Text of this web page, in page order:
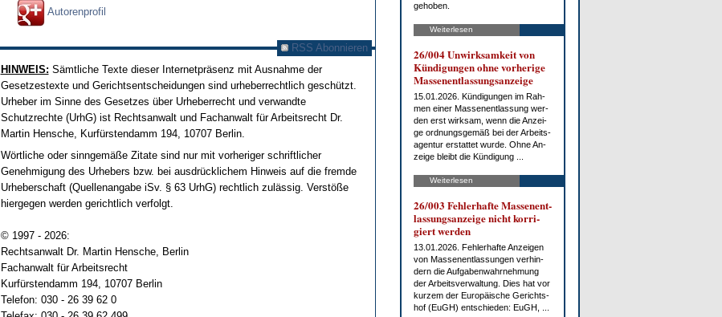
Autorenprofil
RSS Abonnieren
HINWEIS: Sämtliche Texte dieser Internetpräsenz mit Ausnahme der
Gesetzestexte und Gerichtsentscheidungen sind urheberrechtlich geschützt.
Urheber im Sinne des Gesetzes über Urheberrecht und verwandte
Schutzrechte (UrhG) ist Rechtsanwalt und Fachanwalt für Arbeitsrecht Dr.
Martin Hensche, Kurfürstendamm 194, 10707 Berlin.
Wörtliche oder sinngemäße Zitate sind nur mit vorheriger schriftlicher
Genehmigung des Urhebers bzw. bei ausdrücklichem Hinweis auf die fremde
Urheberschaft (Quellenangabe iSv. § 63 UrhG) rechtlich zulässig. Verstöße
hiergegen werden gerichtlich verfolgt.
© 1997 - 2026:
Rechtsanwalt Dr. Martin Hensche, Berlin
Fachanwalt für Arbeitsrecht
Kurfürstendamm 194, 10707 Berlin
Telefon: 030 - 26 39 62 0
ge­ho­ben.
Weiterlesen
26/004 Un­wirk­sam­keit von
Kün­di­gun­gen oh­ne vor­he­ri­ge
Mas­sen­ent­las­sungs­an­zei­ge
15.01.2026. Kün­di­gun­gen im Rah­
men ei­ner Mas­sen­ent­las­sung wer­
den erst wirk­sam, wenn die An­zei­
ge ord­nungs­ge­mäß bei der Ar­beits­
agen­tur er­stat­tet wur­de. Oh­ne An­
zei­ge bleibt die Kün­di­gung ...
Weiterlesen
26/003 Feh­ler­haf­te Mas­sen­ent­
las­sungs­an­zei­ge nicht kor­ri­
giert wer­den
13.01.2026. Feh­ler­haf­te An­zei­gen
von Mas­sen­ent­las­sun­gen ver­hin­
dern die Auf­ga­ben­wahr­neh­mung
der Ar­beits­ver­wal­tung. Dies hat vor
kur­zem der Eu­ro­päi­sche Ge­richts­
hof (EuGH) ent­schie­den: EuGH, ...